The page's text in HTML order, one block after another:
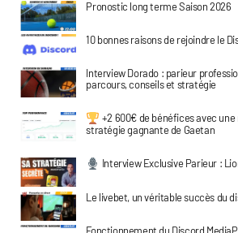
Pronostic long terme Saison 2026
10 bonnes raisons de rejoindre le
Interview Dorado : parieur
parcours, conseils et stratégie
+2 600€ de bénéfices avec une
stratégie gagnante de Gaetan
Interview Exclusive Parieur :
Le livebet, un véritable succès du
Fonctionnement du Discord